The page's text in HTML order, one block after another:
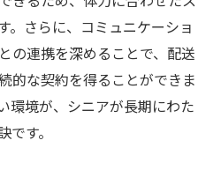
。さらに、コミュニケーショ
の連携を深めることで、配送
的な契約を得ることができま
環境が、シニアが長期にわた
す。